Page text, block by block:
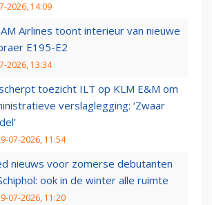
2026, 14:09
Airlines toont interieur van nieuwe
E195-E2
2026, 13:34
toezicht ILT op KLM E&M om
verslaglegging: ‘Zwaar
07-2026, 11:54
nieuws voor zomerse debutanten
ook in de winter alle ruimte
07-2026, 11:20